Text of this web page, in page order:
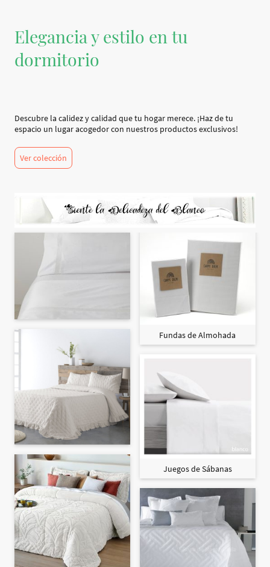
Elegancia y estilo en tu
dormitorio
Descubre la calidez y calidad que tu hogar merece. ¡Haz de tu
espacio un lugar acogedor con nuestros productos exclusivos!
Ver colección
Fundas de Almohada
Juegos de Sábanas